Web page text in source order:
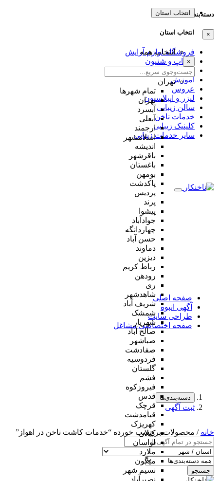
دسته‌بندی‌ها
×
فروشگاه لوازم آرایش
میکاپ و شنیون
مژه و ابرو
آموزش
عروس
لیزر و اپیلاسیون
سالن زیبایی
خدمات ناخن
کلینیک زیبایی
سایر خدمات زیبایی
انتخاب استان
انتخاب استان
انتخاب همه
×
تهران
تمام شهر‌ها
تهران
آبسرد
آبعلی
ارجمند
اسلامشهر
اندیشه
باقرشهر
باغستان
بومهن
پاکدشت
پردیس
پرند
پیشوا
جوادآباد
چهاردانگه
حسن آباد
دماوند
دیزین
رباط کریم
رودهن
ری
شاهدشهر
شریف آباد
شمشک
شهریار
صالح آباد
صباشهر
صفادشت
فردوسیه
گلستان
فشم
فیروزکوه
قدس
قرچک
قیامدشت
کهریزک
کیلان
لواسان
ملارد
میگون
نسیم شهر
صفحه اصلی
آگهی انبوه
طراحی سایت
صفحه اختصاصی مشاغل
دسته‌بندی‌ها
ثبت آگهی
خانه / محصولات برچسب خورده “خدمات کاشت ناخن در اهواز”
جستجو